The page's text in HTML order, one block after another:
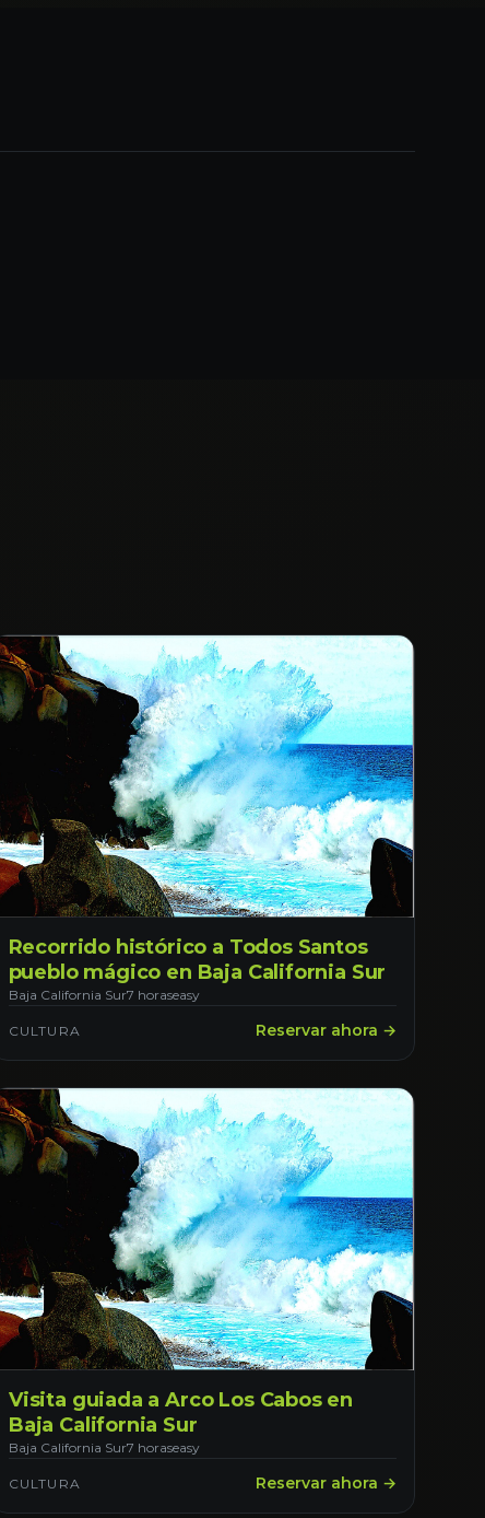
Recorrido histórico a Todos Santos
pueblo mágico en Baja California Sur
Baja California Sur7 horaseasy
CULTURA Reservar ahora →
Visita guiada a Arco Los Cabos en
Baja California Sur
Baja California Sur7 horaseasy
CULTURA Reservar ahora →